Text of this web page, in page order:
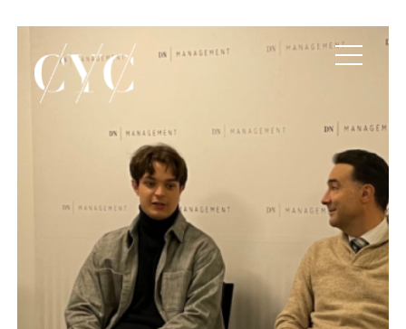
Participamos en la